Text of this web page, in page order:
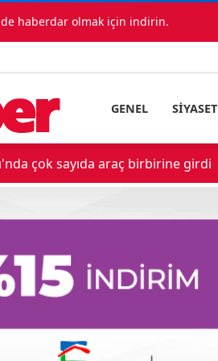
haberdar olmak için indirin.
GENEL SIYASET
çok sayıda araç birbirine girdi